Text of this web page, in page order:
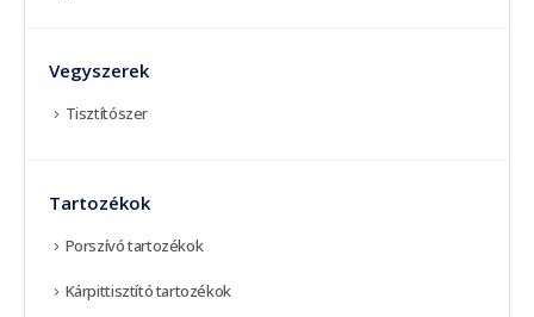
Vegyszerek
Tisztítószer
Tartozékok
Porszívó tartozékok
Kárpittisztító tartozékok